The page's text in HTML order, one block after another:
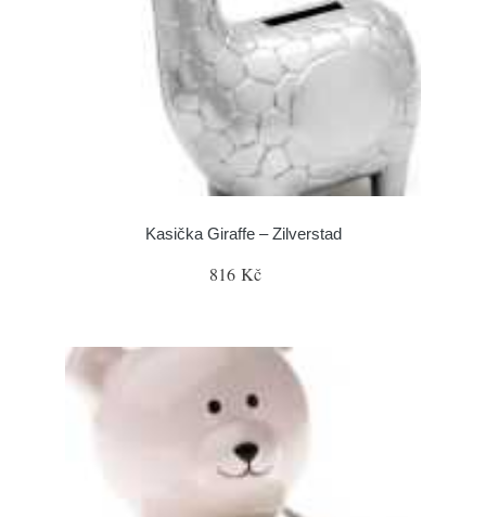
Kasička Giraffe – Zilverstad
816 Kč